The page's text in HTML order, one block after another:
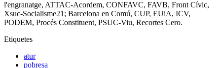
l'engranatge, ATTAC-Acordem, CONFAVC, FAVB, Front Cívic,
Xsuc-Socialisme21; Barcelona en Comú, CUP, EUiA, ICV,
PODEM, Procés Constituent, PSUC-Viu, Recortes Cero.
Etiquetes
atur
pobresa